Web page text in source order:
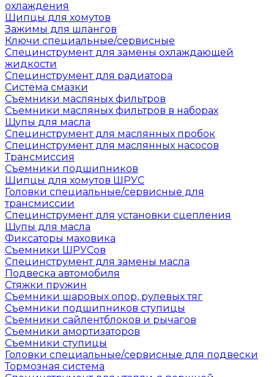
охлаждения
Щипцы для хомутов
Зажимы для шлангов
Ключи специальные/сервисные
Специнструмент для замены охлаждающей
жидкости
Специнструмент для радиатора
Система смазки
Съемники масляных фильтров
Съемники масляных фильтров в наборах
Щупы для масла
Специнструмент для маслянных пробок
Специнструмент для маслянных насосов
Трансмиссия
Съемники подшипников
Щипцы для хомутов ШРУС
Головки специальные/сервисные для
трансмиссии
Специнструмент для установки сцепления
Щупы для масла
Фиксаторы маховика
Съемники ШРУСов
Специнструмент для замены масла
Подвеска автомобиля
Стяжки пружин
Съемники шаровых опор, рулевых тяг
Съемники подшипников ступицы
Съемники сайлентблоков и рычагов
Съемники амортизаторов
Съемники ступицы
Головки специальные/сервисные для подвески
Тормозная система